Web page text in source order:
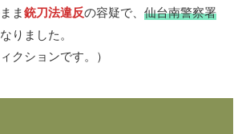
ま銃刀法違反の容疑で、仙台南警察署
りました。
クションです。）